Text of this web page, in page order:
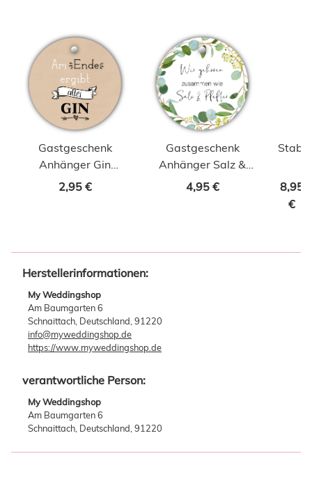
Gastgeschenk
Anhänger Gin
Vintage Ø 40 mm
2,95 €
Gastgeschenk
Anhänger Salz &
Pfeffer Ø 40 mm 10
4,95 €
8,95
€
Herstellerinformationen:
My Weddingshop
Am Baumgarten 6
Schnaittach, Deutschland, 91220
info@myweddingshop.de
https://www.myweddingshop.de
verantwortliche Person:
My Weddingshop
Am Baumgarten 6
Schnaittach, Deutschland, 91220